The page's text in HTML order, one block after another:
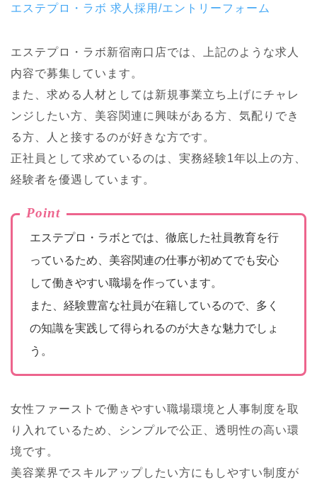
エステプロ・ラボ 求人採用/エントリーフォーム
エステプロ・ラボ新宿南口店では、上記のような求人
内容で募集しています。
また、求める人材としては新規事業立ち上げにチャレ
ンジしたい方、美容関連に興味がある方、気配りでき
る方、人と接するのが好きな方です。
正社員として求めているのは、実務経験1年以上の方、
経験者を優遇しています。
Point
エステプロ・ラボとでは、徹底した社員教育を行
っているため、美容関連の仕事が初めてでも安心
して働きやすい職場を作っています。
また、経験豊富な社員が在籍しているので、多く
の知識を実践して得られるのが大きな魅力でしょ
う。
女性ファーストで働きやすい職場環境と人事制度を取
り入れているため、シンプルで公正、透明性の高い環
境です。
美容業界でスキルアップしたい方にもしやすい制度が